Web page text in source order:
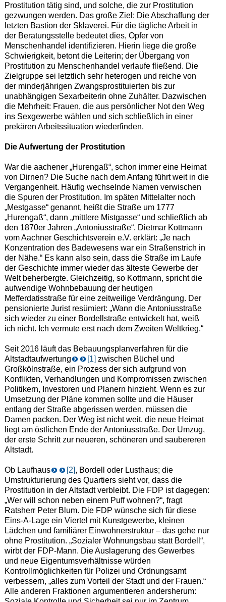
Prostitution tätig sind, und solche, die zur Prostitution
gezwungen werden. Das große Ziel: Die Abschaffung der
letzten Bastion der Sklaverei. Für die tägliche Arbeit in
der Beratungsstelle bedeutet dies, Opfer von
Menschenhandel identifizieren. Hierin liege die große
Schwierigkeit, betont die Leiterin; der Übergang von
Prostitution zu Menschenhandel verlaufe fließend. Die
Zielgruppe sei letztlich sehr heterogen und reiche von
der minderjährigen Zwangsprostituierten bis zur
unabhängigen Sexarbeiterin ohne Zuhälter. Dazwischen
die Mehrheit: Frauen, die aus persönlicher Not den Weg
ins Sexgewerbe wählen und sich schließlich in einer
prekären Arbeitssituation wiederfinden.
Die Aufwertung der Prostitution
War die aachener „Hurengaß“, schon immer eine Heimat
von Dirnen? Die Suche nach dem Anfang führt weit in die
Vergangenheit. Häufig wechselnde Namen verwischen
die Spuren der Prostitution. Im späten Mittelalter noch
„Mestgasse“ genannt, heißt die Straße um 1777
„Hurengaß“, dann „mittlere Mistgasse“ und schließlich ab
den 1870er Jahren „Antoniusstraße“. Dietmar Kottmann
vom Aachner Geschichtsverein e.V. erklärt: „Je nach
Konzentration des Badewesens war ein Straßenstrich in
der Nähe.“ Es kann also sein, dass die Straße im Laufe
der Geschichte immer wieder das älteste Gewerbe der
Welt beherbergte. Gleichzeitig, so Kottmann, spricht die
aufwendige Wohnbebauung der heutigen
Mefferdatisstraße für eine zeitweilige Verdrängung. Der
pensionierte Jurist resümiert: „Wann die Antoniusstraße
sich wieder zu einer Bordellstraße entwickelt hat, weiß
ich nicht. Ich vermute erst nach dem Zweiten Weltkrieg.“
Seit 2016 läuft das Bebauungsplanverfahren für die
Altstadtaufwertung
[1] zwischen Büchel und
Großkölnstraße, ein Prozess der sich aufgrund von
Konflikten, Verhandlungen und Kompromissen zwischen
Politikern, Investoren und Planern hinzieht. Wenn es zur
Umsetzung der Pläne kommen sollte und die Häuser
entlang der Straße abgerissen werden, müssen die
Damen packen. Der Weg ist nicht weit, die neue Heimat
liegt am östlichen Ende der Antoniusstraße. Der Umzug,
der erste Schritt zur neueren, schöneren und saubereren
Altstadt.
Ob Laufhaus [2], Bordell oder Lusthaus; die
Umstrukturierung des Quartiers sieht vor, dass die
Prostitution in der Altstadt verbleibt. Die FDP ist dagegen:
„Wer will schon neben einem Puff wohnen?“, fragt
Ratsherr Peter Blum. Die FDP wünsche sich für diese
Eins-A-Lage ein Viertel mit Kunstgewerbe, kleinen
Lädchen und familiärer Einwohnerstruktur – das gehe nur
ohne Prostitution. „Sozialer Wohnungsbau statt Bordell“,
wirbt der FDP-Mann. Die Auslagerung des Gewerbes
und neue Eigentumsverhältnisse würden
Kontrollmöglichkeiten für Polizei und Ordnungsamt
verbessern, „alles zum Vorteil der Stadt und der Frauen.“
Alle anderen Fraktionen argumentieren andersherum: